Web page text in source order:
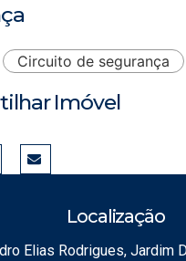
Circuito de segurança
Imóvel
Localização
Elias Rodrigues, Jardim